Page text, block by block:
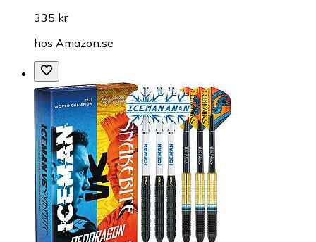
335 kr
hos Amazon.se